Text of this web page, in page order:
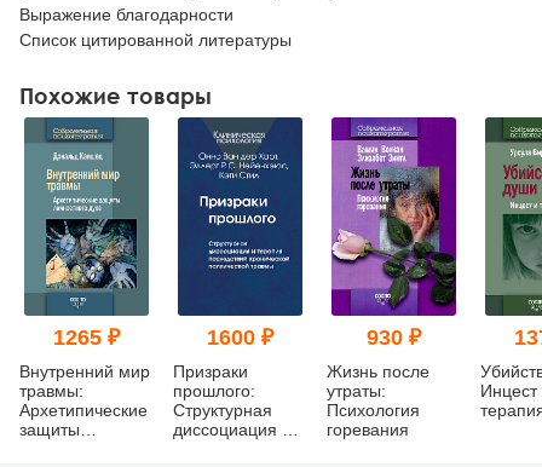
Выражение благодарности
Список цитированной литературы
Похожие товары
1265 ₽
Внутренний мир
травмы:
Архетипические
защиты
1600 ₽
Призраки
прошлого:
Структурная
диссоциация и
930 ₽
Жизнь после
утраты:
Психология
горевания
Инцест